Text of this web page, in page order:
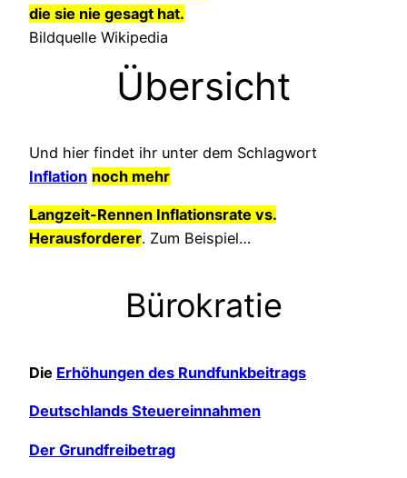
die sie nie gesagt hat.
Bildquelle Wikipedia
Übersicht
Und hier findet ihr unter dem Schlagwort
Inflation noch mehr
Langzeit-Rennen Inflationsrate vs.
Herausforderer. Zum Beispiel…
Bürokratie
Die Erhöhungen des Rundfunkbeitrags
Deutschlands Steuereinnahmen
Der Grundfreibetrag